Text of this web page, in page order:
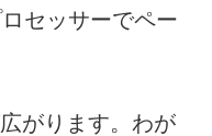
セッサーでペー
がります。わが